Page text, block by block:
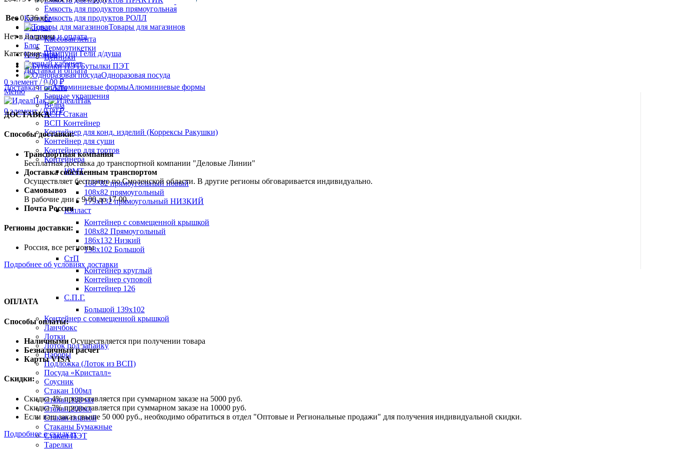
Каталог
Скидки
Доставка и оплата
Блог
Контакты
Личный кабинет
0 элемент / 0.00 ₽
Меню
0элемент / 0.00₽
Ёмкость для продуктов прямоугольная
Ёмкость для продуктов РОЛЛ
Товары для магазинов
Кассовая лента
Термоэтикетки
Ценники
Бутылки ПЭТ
Одноразовая посуда
Алюминиевые формы
Барные украшения
Ведра
ВСП Стакан
ВСП Контейнер
Контейнер для конд. изделий (Коррексы Ракушки)
Контейнер для суши
Контейнер для тортов
Контейнера
ЮМТ
108*82 прямоугольный новый
108х82 прямоугольный
179х132 прямоугольный НИЗКИЙ
Юпласт
Контейнер с совмещенной крышкой
108х82 Прямоугольный
186х132 Низкий
138х102 Большой
СтП
Контейнер круглый
Контейнер суповой
Контейнер 126
С.П.Г.
Большой 139х102
Контейнер с совмещенной крышкой
Ланчбокс
Лотки
Лоток под запайку
Наборы
Подложка (Лоток из ВСП)
Посуда «Кристалл»
Соусник
Стакан 100мл
Стакан 180 мл
Стакан 200мл
Стакан пивной
Стаканы Бумажные
Стакан ПЭТ
Тарелки
Вес 0.536 кг
Нет в наличии
Категория:Шампуни Гели д/душа
Доставка и оплата
Доставка и оплата
ДОСТАВКА
Способы доставки:
Транспортная компания
Бесплатная доставка до транспортной компании "Деловые Линии"
Доставка собственным транспортом
Осуществляет бесплатно по Смоленской области. В другие регионы обговаривается индивидуально.
Самовывоз
В рабочие дни с 9-00 до 17-00
Почта России
Регионы доставки:
Россия, все регионы
Подробнее об условиях доставки
ОПЛАТА
Способы оплаты:
Наличными Осуществляется при получении товара
Безналичный расчет
Карты VISA
Скидки:
Скидка 4% предоставляется при суммарном заказе на 5000 руб.
Скидка 7% предоставляется при суммарном заказе на 10000 руб.
Если ваш заказ свыше 50 000 руб., необходимо обратиться в отдел "Оптовые и Региональные продажи" для получения индивидуальной скидки.
Подробнее о скидках